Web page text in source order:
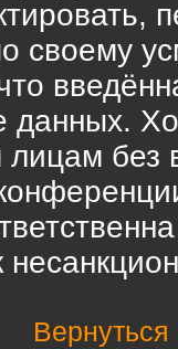
своему
данных.
лицам